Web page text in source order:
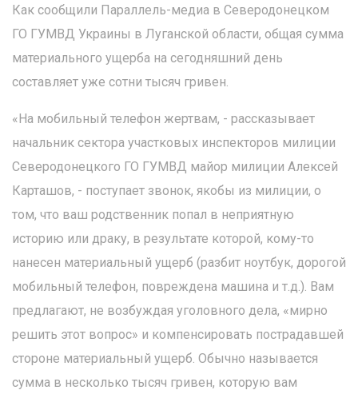
Как сообщили Параллель-медиа в Северодонецком
ГО ГУМВД Украины в Луганской области, общая сумма
материального ущерба на сегодняшний день
составляет уже сотни тысяч гривен.
«На мобильный телефон жертвам, - рассказывает
начальник сектора участковых инспекторов милиции
Северодонецкого ГО ГУМВД майор милиции Алексей
Карташов, - поступает звонок, якобы из милиции, о
том, что ваш родственник попал в неприятную
историю или драку, в результате которой, кому-то
нанесен материальный ущерб (разбит ноутбук, дорогой
мобильный телефон, повреждена машина и т.д.). Вам
предлагают, не возбуждая уголовного дела, «мирно
решить этот вопрос» и компенсировать пострадавшей
стороне материальный ущерб. Обычно называется
сумма в несколько тысяч гривен, которую вам